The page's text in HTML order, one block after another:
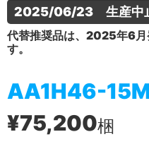
2025/06/23　生産中
代替推奨品は、2025年6月
す。
AA1H46-
¥75,200梱